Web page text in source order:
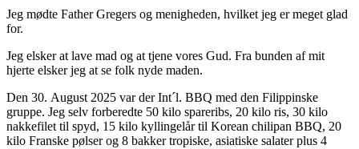
Jeg mødte Father Gregers og menigheden, hvilket jeg er meget glad
for.
Jeg elsker at lave mad og at tjene vores Gud. Fra bunden af mit
hjerte elsker jeg at se folk nyde maden.
Den 30. August 2025 var der Int´l. BBQ med den Filippinske
gruppe. Jeg selv forberedte 50 kilo spareribs, 20 kilo ris, 30 kilo
nakkefilet til spyd, 15 kilo kyllingelår til Korean chilipan BBQ, 20
kilo Franske pølser og 8 bakker tropiske, asiatiske salater plus 4